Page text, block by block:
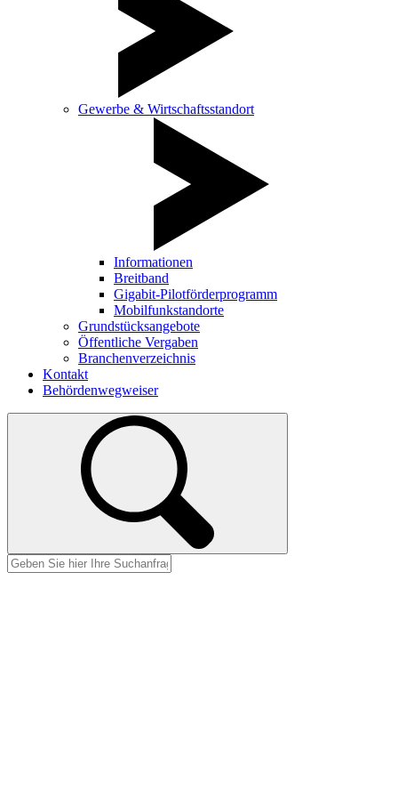
Gewerbe & Wirtschaftsstandort
Informationen
Breitband
Gigabit-Pilotförderprogramm
Mobilfunkstandorte
Grundstücksangebote
Öffentliche Vergaben
Branchenverzeichnis
Kontakt
Behördenwegweiser